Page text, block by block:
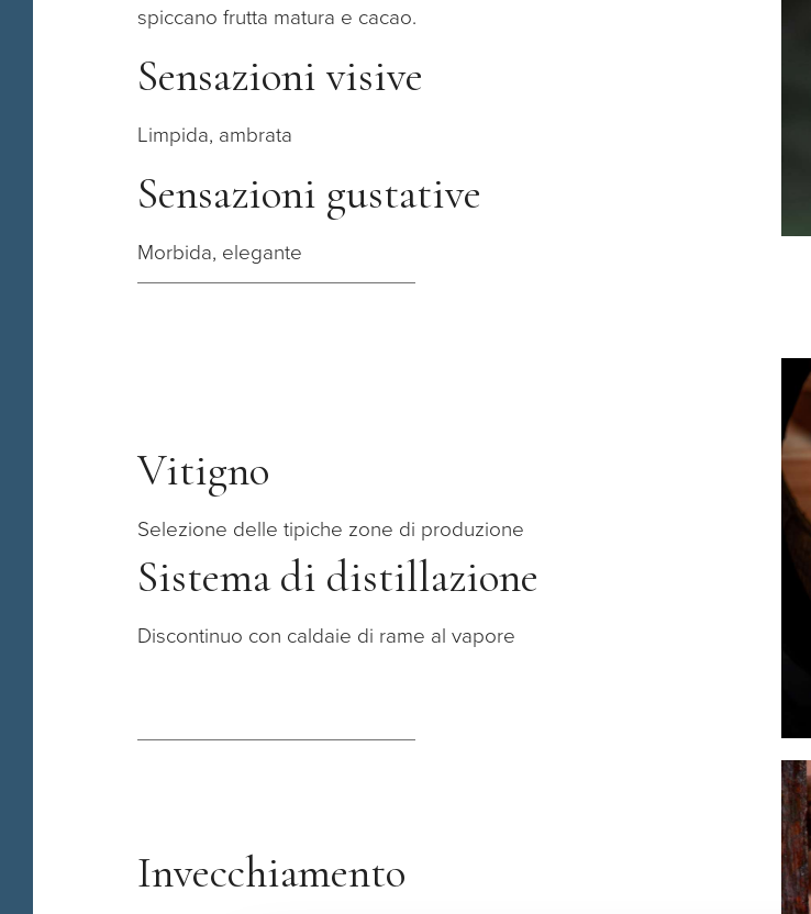
spiccano frutta matura e cacao.
Sensazioni visive
Limpida, ambrata
Sensazioni gustative
Morbida, elegante
Vitigno
Selezione delle tipiche zone di produzione
Sistema di distillazione
Discontinuo con caldaie di rame al vapore
Invecchiamento